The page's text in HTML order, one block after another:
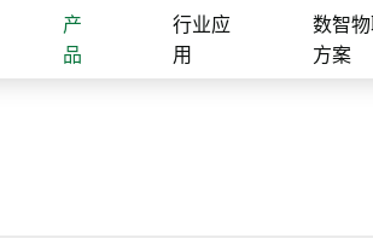
产
品
行业应
用
数智
方案